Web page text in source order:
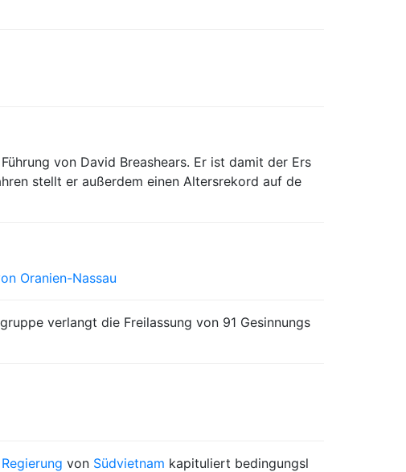
von David Breashears. Er ist damit der Ers
stellt er außerdem einen Altersrekord auf de
Oranien-Nassau
verlangt die Freilassung von 91 Gesinnungs
Regierung von Südvietnam kapituliert bedingungsl